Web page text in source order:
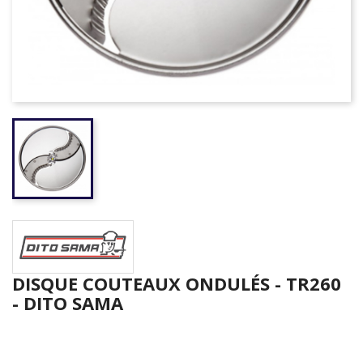
DISQUE COUTEAUX ONDULÉS - TR260
- DITO SAMA